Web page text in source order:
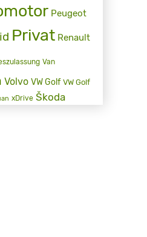
Peugeot
Privat Renault
Van
Volvo VW Golf VW Golf
xDrive Škoda